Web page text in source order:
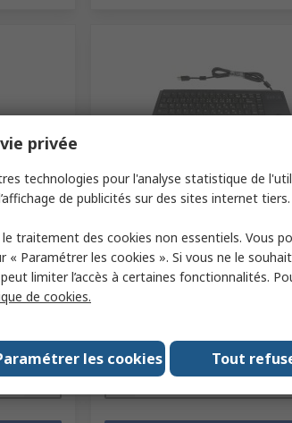
to PS2
En stock
N° de stock RS
Quantité
privée
technologies pour l'analyse statistique de
de publicités sur des sites internet tiers.
traitement des cookies non essentiels. Vous
« Paramétrer les cookies ». Si vous ne le
limiter l’accès à certaines fonctionnalités.
de cookies.
les cookies Tout